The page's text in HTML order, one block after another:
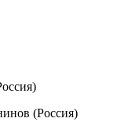
(Россия)